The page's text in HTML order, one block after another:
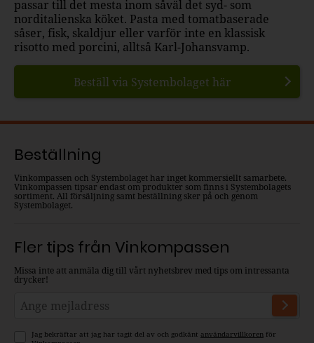
passar till det mesta inom såväl det syd- som
norditalienska köket. Pasta med tomatbaserade
såser, fisk, skaldjur eller varför inte en klassisk
risotto med porcini, alltså Karl-Johansvamp.
Beställ via Systembolaget här
Beställning
Vinkompassen och Systembolaget har inget kommersiellt samarbete.
Vinkompassen tipsar endast om produkter som finns i Systembolagets
sortiment. All försäljning samt beställning sker på och genom
Systembolaget.
Fler tips från Vinkompassen
Missa inte att anmäla dig till vårt nyhetsbrev med tips om intressanta
drycker!
Jag bekräftar att jag har tagit del av och godkänt användarvillkoren för